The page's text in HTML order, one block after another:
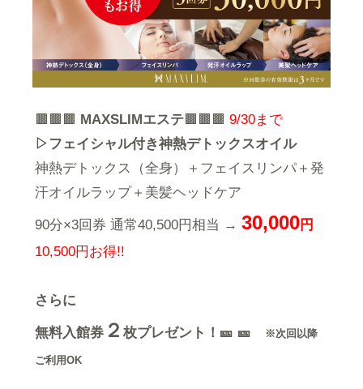
🟫🟫🟫 MAXSLIMエステ🟫🟫🟫9/30まで
▷フェイシャル付き神熱デトックスオイル
神熱デトックス（全身）＋フェイスリンパ＋発
汗オイルラップ＋美髪ヘッドケア
90分×3回券 通常40,500円相当 →30,000円
10,500円お得!!
さらに
無料入館券 ２枚プレゼント！🎫 🎫 ※次回以降
ご利用OK